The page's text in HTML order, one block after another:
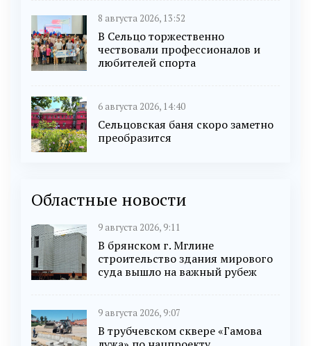
8 августа 2026, 13:52
В Сельцо торжественно
чествовали профессионалов и
любителей спорта
6 августа 2026, 14:40
Сельцовская баня скоро заметно
преобразится
Областные новости
9 августа 2026, 9:11
В брянском г. Мглине
строительство здания мирового
суда вышло на важный рубеж
9 августа 2026, 9:07
В трубчевском сквере «Гамова